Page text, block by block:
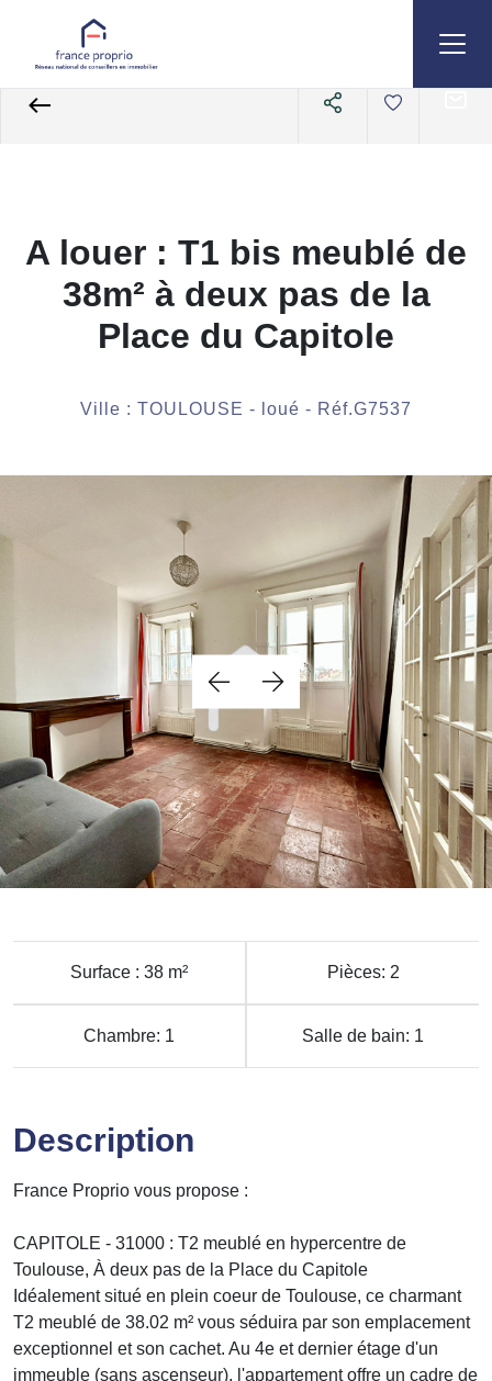
Appartements Référence G7537
A louer : T1 bis meublé de
38m² à deux pas de la
Place du Capitole
Ville : TOULOUSE - loué - Réf.G7537
Surface : 38 m² Pièces: 2
Chambre: 1 Salle de bain: 1
Description
France Proprio vous propose :
CAPITOLE - 31000 : T2 meublé en hypercentre de
Toulouse, À deux pas de la Place du Capitole
Idéalement situé en plein coeur de Toulouse, ce charmant
T2 meublé de 38.02 m² vous séduira par son emplacement
exceptionnel et son cachet. Au 4e et dernier étage d'un
immeuble (sans ascenseur), l'appartement offre un cadre de